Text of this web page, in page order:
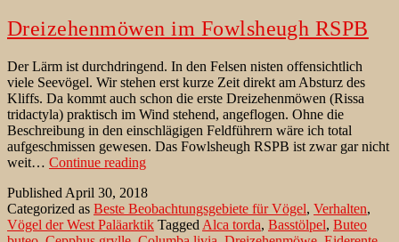
Dreizehenmöwen im Fowlsheugh RSPB
Der Lärm ist durchdringend. In den Felsen nisten offensichtlich
viele Seevögel. Wir stehen erst kurze Zeit direkt am Absturz des
Kliffs. Da kommt auch schon die erste Dreizehenmöwen (Rissa
tridactyla) praktisch im Wind stehend, angeflogen. Ohne die
Beschreibung in den einschlägigen Feldführern wäre ich total
aufgeschmissen gewesen. Das Fowlsheugh RSPB ist zwar gar nicht
weit… Continue readingDreizehenmöwen
Fowlsheugh
RSPB
Published April 30, 2018
Categorized as Beste Beobachtungsgebiete für Vögel, Verhalten,
Vögel der West Paläarktik Tagged Alca torda, Basstölpel, Buteo